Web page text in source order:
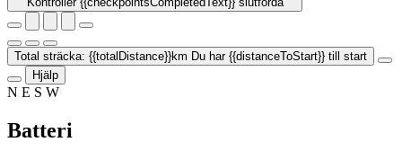
Total sträcka: {{totalDistance}}km Du har {{distanceToStart}} till start
Hjälp
N E S W
Batteri